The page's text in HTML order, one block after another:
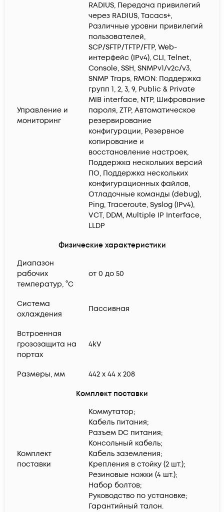
Управление и
мониторинг
RADIUS, Передача привилегий
через RADIUS, Tacacs+,
Различные уровни привилегий
пользователей,
SCP/SFTP/TFTP/FTP, Web-
интерфейс (IPv4), CLI, Telnet,
Console, SSH, SNMPv1/v2c/v3,
SNMP Traps, RMON: Поддержка
групп 1, 2, 3, 9, Public & Private
MIB interface, NTP, Шифрование
пароля, ZTP, Автоматическое
резервирование
конфигурации, Резервное
копирование и
восстановление настроек,
Поддержка нескольких версий
ПО, Поддержка нескольких
конфигурационных файлов,
Отладочные команды (debug),
Ping, Traceroute, Syslog (IPv4),
VCT, DDM, Multiple IP Interface,
LLDP
Физические характеристики
Диапазон
рабочих
температур, °C
от 0 до 50
Система
охлаждения
Пассивная
Встроенная
грозозащита на
портах
4kV
Размеры, мм 442 x 44 x 208
Комплект поставки
Комплект
поставки
Коммутатор;
Кабель питания;
Разъем DC питания;
Консольный кабель;
Кабель заземления;
Крепления в стойку (2 шт.);
Резиновые ножки (4 шт.);
Набор болтов;
Руководство по установке;
Гарантийный талон.